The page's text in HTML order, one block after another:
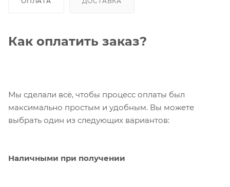
Как оплатить заказ?
Мы сделали всё, чтобы процесс оплаты был
максимально простым и удобным. Вы можете
выбрать один из следующих вариантов:
Наличными при получении